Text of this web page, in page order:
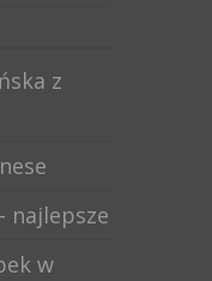
z
najlepsze
w